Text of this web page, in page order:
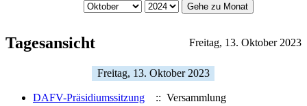
Gehe zu Monat
Tagesansicht Freitag, 13. Oktober 2023
Freitag, 13. Oktober 2023
DAFV-Präsidiumssitzung :: Versammlung